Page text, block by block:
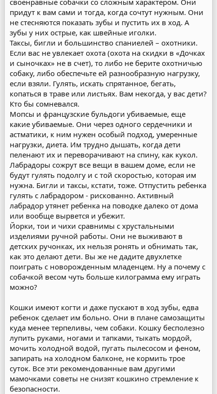
своенравные собачки со сложным характером. Они
придут к вам сами и тогда, когда сочтут нужным. Они
не стесняются показать зубы и пустить их в ход. А
зубы у них острые, как швейные иголки.
Таксы, бигли и большинство спаниелей – охотники.
Если вас не увлекает охота (охота на скидки в «Дочках
и сыночках» не в счет), то либо не берите охотничью
собаку, либо обеспечьте ей разнообразную нагрузку,
если взяли. Гулять, искать спрятанное, бегать,
копаться в траве или листьях. Вам некогда, у вас дети?
Кто бы сомневался.
Мопсы и французские бульдоги убиваемые, еще
какие убиваемые. Они через одного сердечники и
астматики, к ним нужен особый подход, умеренные
нагрузки, диета. Им трудно дышать, когда дети
пеленают их и переворачивают на спину, как кукол.
Лабрадоры сожрут все вещи в вашем доме, если не
будут гулять подолгу и с той скоростью, которая им
нужна. Бигли и таксы, кстати, тоже. Отпустить ребенка
гулять с лабрадором - рискованно. Активный
лабрадор утянет ребенка на поводке далеко от дома
или вообще вырвется и убежит.
Йорки, тои и чихи сравнимы с хрустальными
изделиями ручной работы. Они не выживают в
детских ручонках, их нельзя ронять и обнимать так,
как это делают дети. Вы же не дадите двухлетке
поиграть с новорожденным младенцем. Ну а почему с
собачкой весом чуть больше килограмма ему играть
можно?
Кошки имеют когти и даже пускают в ход зубы, едва
ребенок сделает им больно. Они в плане самозащиты
куда менее терпеливы, чем собаки. Кошку бесполезно
лупить руками, ногами и тапками, тыкать мордой,
мочить холодной водой, пугать пылесосом и феном,
запирать на холодном балконе, не кормить трое
суток. Все эти рекомендованные вам другими
мамочками советы не снизят кошкино стремление к
безопасности.